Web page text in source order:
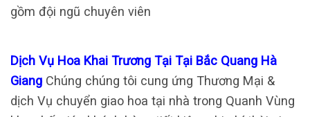
gồm đội ngũ chuyên viên
Dịch Vụ Hoa Khai Trương Tại Tại Bắc Quang Hà
Giang Chúng chúng tôi cung ứng Thương Mại &
dịch Vụ chuyển giao hoa tại nhà trong Quanh Vùng